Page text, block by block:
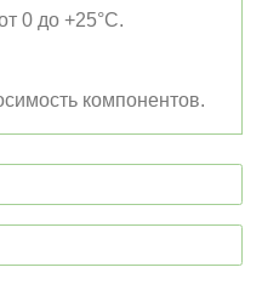
0 до +25°C.
компонентов.